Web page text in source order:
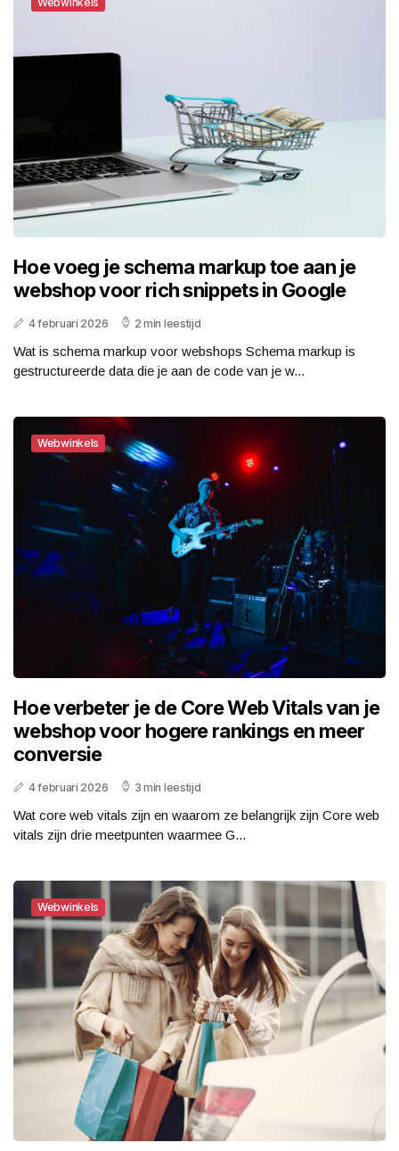
Hoe voeg je schema markup toe aan je
webshop voor rich snippets in Google
4 februari 2026 2 min leestijd
Wat is schema markup voor webshops Schema markup is
gestructureerde data die je aan de code van je w...
Webwinkels
Hoe verbeter je de Core Web Vitals van je
webshop voor hogere rankings en meer
conversie
4 februari 2026 3 min leestijd
Wat core web vitals zijn en waarom ze belangrijk zijn Core web
vitals zijn drie meetpunten waarmee G...
Webwinkels